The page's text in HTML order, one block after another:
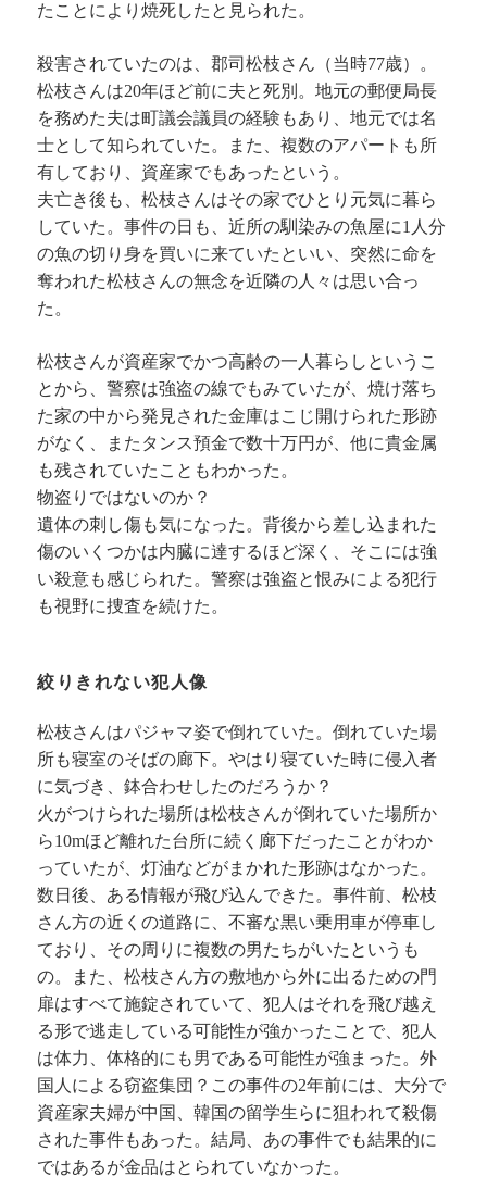
たことにより焼死したと見られた。
殺害されていたのは、郡司松枝さん（当時77歳）。
松枝さんは20年ほど前に夫と死別。地元の郵便局長
を務めた夫は町議会議員の経験もあり、地元では名
士として知られていた。また、複数のアパートも所
有しており、資産家でもあったという。
夫亡き後も、松枝さんはその家でひとり元気に暮ら
していた。事件の日も、近所の馴染みの魚屋に1人分
の魚の切り身を買いに来ていたといい、突然に命を
奪われた松枝さんの無念を近隣の人々は思い合っ
た。
松枝さんが資産家でかつ高齢の一人暮らしというこ
とから、警察は強盗の線でもみていたが、焼け落ち
た家の中から発見された金庫はこじ開けられた形跡
がなく、またタンス預金で数十万円が、他に貴金属
も残されていたこともわかった。
物盗りではないのか？
遺体の刺し傷も気になった。背後から差し込まれた
傷のいくつかは内臓に達するほど深く、そこには強
い殺意も感じられた。警察は強盗と恨みによる犯行
も視野に捜査を続けた。
絞りきれない犯人像
松枝さんはパジャマ姿で倒れていた。倒れていた場
所も寝室のそばの廊下。やはり寝ていた時に侵入者
に気づき、鉢合わせしたのだろうか？
火がつけられた場所は松枝さんが倒れていた場所か
ら10mほど離れた台所に続く廊下だったことがわか
っていたが、灯油などがまかれた形跡はなかった。
数日後、ある情報が飛び込んできた。事件前、松枝
さん方の近くの道路に、不審な黒い乗用車が停車し
ており、その周りに複数の男たちがいたというも
の。また、松枝さん方の敷地から外に出るための門
扉はすべて施錠されていて、犯人はそれを飛び越え
る形で逃走している可能性が強かったことで、犯人
は体力、体格的にも男である可能性が強まった。外
国人による窃盗集団？この事件の2年前には、大分で
資産家夫婦が中国、韓国の留学生らに狙われて殺傷
された事件もあった。結局、あの事件でも結果的に
ではあるが金品はとられていなかった。